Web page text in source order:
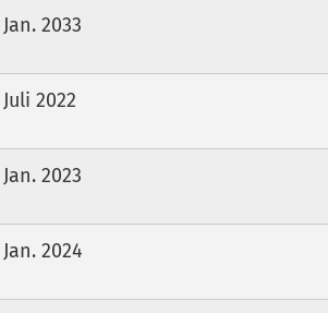
2033
2022
2023
2024